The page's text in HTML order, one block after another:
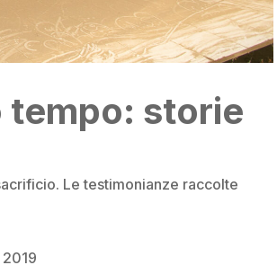
storie
Le testimonianze raccolte